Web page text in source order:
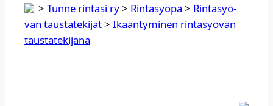
> Tunne rintasi ry> Rin­ta­syö­pä > Rin­ta­syö­
vän taus­ta­te­ki­jät> Ikään­ty­mi­nen rin­ta­syö­vän
taus­ta­te­ki­jä­nä